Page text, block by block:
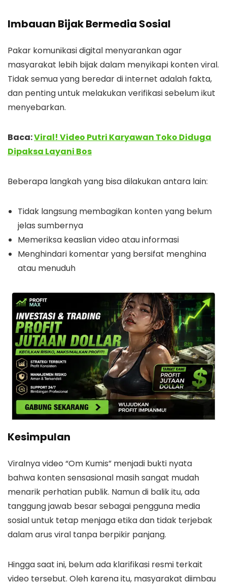
Imbauan Bijak Bermedia Sosial
Pakar komunikasi digital menyarankan agar
masyarakat lebih bijak dalam menyikapi konten viral.
Tidak semua yang beredar di internet adalah fakta,
dan penting untuk melakukan verifikasi sebelum ikut
menyebarkan.
Baca:Viral! Video Putri Karyawan Toko Diduga
Dipaksa Layani Bos
Beberapa langkah yang bisa dilakukan antara lain:
Tidak langsung membagikan konten yang belum
jelas sumbernya
Memeriksa keaslian video atau informasi
Menghindari komentar yang bersifat menghina
atau menuduh
Kesimpulan
Viralnya video “Om Kumis” menjadi bukti nyata
bahwa konten sensasional masih sangat mudah
menarik perhatian publik. Namun di balik itu, ada
tanggung jawab besar sebagai pengguna media
sosial untuk tetap menjaga etika dan tidak terjebak
dalam arus viral tanpa berpikir panjang.
Hingga saat ini, belum ada klarifikasi resmi terkait
video tersebut. Oleh karena itu, masyarakat diimbau